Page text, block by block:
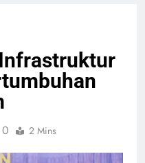
0 2 Mins